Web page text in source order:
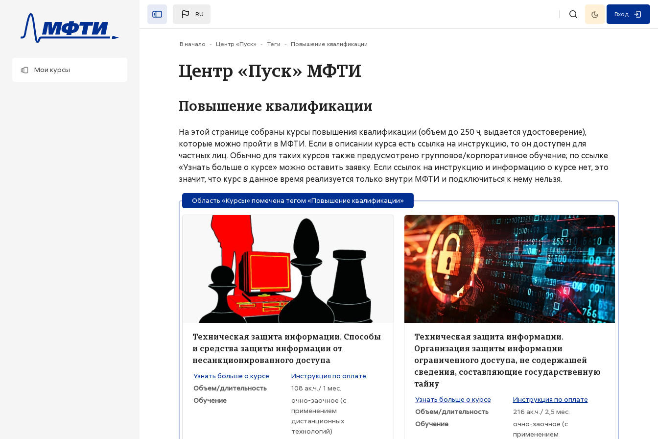
Перейти к основному содержанию
Мои курсы
Закрыть" RU Изменить данные
Темный режим
Вход
В начало Центр «Пуск» Теги Повышение квалификации
Центр «Пуск» МФТИ
Повышение квалификации
На этой странице собраны курсы повышения квалификации (объем до 250 ч, выдается удостоверение),
которые можно пройти в МФТИ. Если в описании курса есть ссылка на инструкцию, то он доступен для
частных лиц. Обычно для таких курсов также предусмотрено групповое/корпоративное обучение; по ссылке
«Узнать больше о курсе» можно оставить заявку. Если ссылок на инструкцию и информацию о курсе нет, это
значит, что курс в данное время реализуется только внутри МФТИ и подключиться к нему нельзя.
Область «Курсы» помечена тегом «Повышение квалификации»
Изображение курса" Техническая защита информации. Способы и средства защиты информации от несанкционированного доступа
Изображение курса
Название курса
Техническая защита информации. Способы
и средства защиты информации от
несанкционированного доступа
Текст краткого изложения курса:
Узнать больше о курсе
Инструкция по оплате
Объем/длительность
108 ак.ч./ 1 мес.
Обучение
очно-заочное (с
применением
дистанционных
технологий)
Изображение курса" Техническая защита информации. Организация
Изображение курса
Название курса
Техническая защита информации.
Организация защиты информации
ограниченного доступа, не содержащей
сведения, составляющие государственную
тайну
Текст краткого изложения курса:
Узнать больше о курсе
Инструкция по оплате
Объем/длительность
216 ак.ч./ 2,5 мес.
Обучение
очно-заочное (с
применением